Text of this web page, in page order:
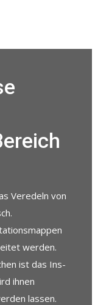
Veredeln von
werden.
ist das Ins-
ihnen
lassen.